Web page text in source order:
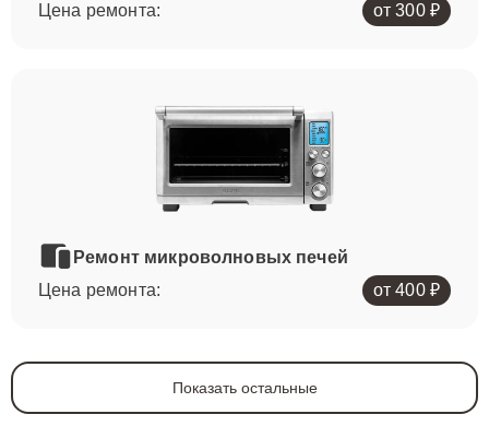
Цена ремонта:
от 300 ₽
Ремонт микроволновых печей
Цена ремонта:
от 400 ₽
Показать остальные